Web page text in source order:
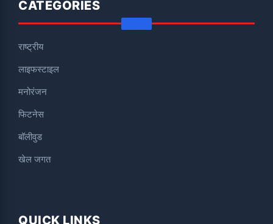
CATEGORIES
राष्ट्रीय
लाइफस्टाइल
मनोरंजन
फिटनेस
बॉलीवुड
खेल जगत
QUICK LINKS